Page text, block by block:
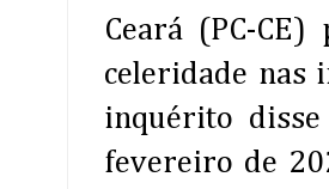
Ceará (PC-
celeridade nas
inquérito
fevereiro de